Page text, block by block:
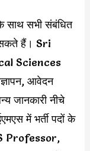
साथ सभी संबंधित
सकते हैं। Sri
Sciences
आवेदन
जानकारी नीचे
में भर्ती पदों के
Professor,